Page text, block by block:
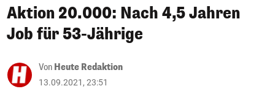
Aktion 20.000: Nach 4,5 Jahren
Job für 53-Jährige
Von Heute Redaktion
13.09.2021, 23:51